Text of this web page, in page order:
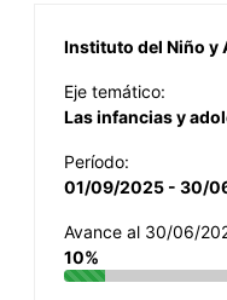
Instituto del Niño y
Eje temático:
Las infancias y
Período:
01/09/2025 - 30/
Avance al 30/06/
10%